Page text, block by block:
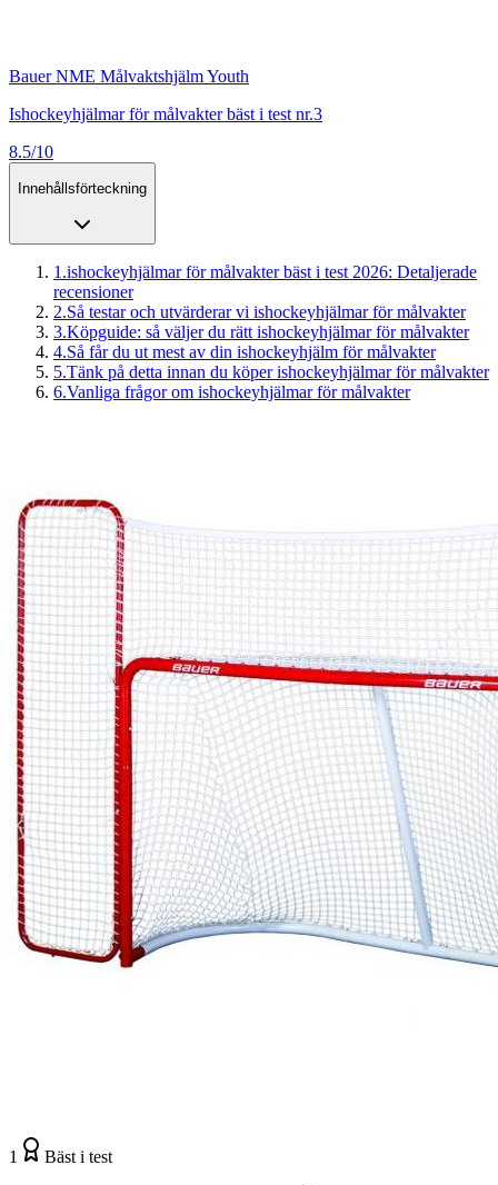
Bauer NME Målvaktshjälm Youth
Ishockeyhjälmar för målvakter bäst i test nr.3
8.5/10
Innehållsförteckning
1 .ishockeyhjälmar för målvakter bäst i test 2026: Detaljerade
recensioner
2.Så testar och utvärderar vi ishockeyhjälmar för målvakter
3.Köpguide: så väljer du rätt ishockeyhjälmar för målvakter
4.Så får du ut mest av din ishockeyhjälm för målvakter
5.Tänk på detta innan du köper ishockeyhjälmar för målvakter
6.Vanliga frågor om ishockeyhjälmar för målvakter
1 Bäst i test